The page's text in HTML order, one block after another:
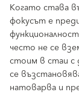
Когато става
фокусът е
често не се
стоим в стаи с
се
натоварва и